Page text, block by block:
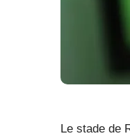
Le stade de